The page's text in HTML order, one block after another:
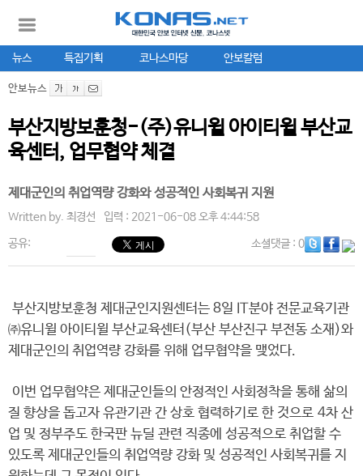
뉴스 특집기획 코나스마당 안보칼럼
안보뉴스
부산지방보훈청-(주)유니윌 아이티윌 부산교
육센터, 업무협약 체결
제대군인의 취업역량 강화와 성공적인 사회복귀 지원
Written by. 최경선 입력 : 2021-06-08 오후 4:44:58
공유: 소셜댓글: 0
부산지방보훈청 제대군인지원센터는 8일 IT분야 전문교육기관
㈜유니윌 아이티윌 부산교육센터(부산 부산진구 부전동 소재)와
제대군인의 취업역량 강화를 위해 업무협약을 맺었다.
이번 업무협약은 제대군인들의 안정적인 사회정착을 통해 삶의
질 향상을 돕고자 유관기관 간 상호 협력하기로 한 것으로 4차 산
업 및 정부주도 한국판 뉴딜 관련 직종에 성공적으로 취업할 수
있도록 제대군인들의 취업역량 강화 및 성공적인 사회복귀를 지